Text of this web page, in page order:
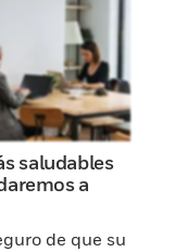
saludables
a
de que su